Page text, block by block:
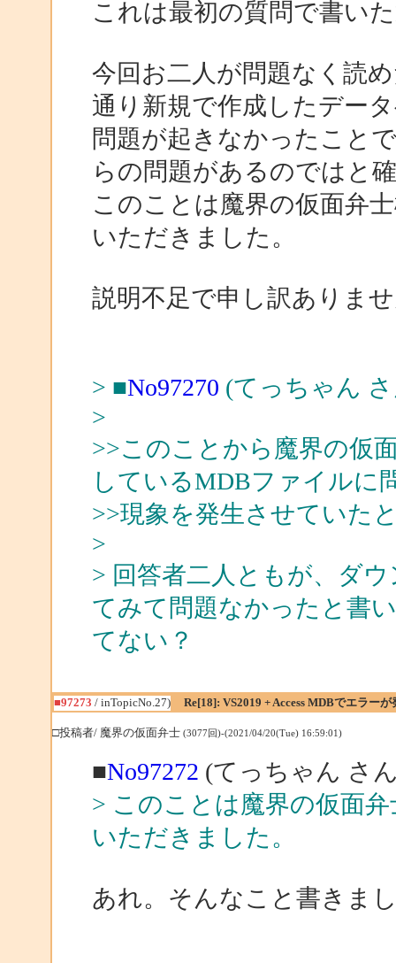
これは最初の質問で書い
今回お二人が問題なく読
通り新規で作成したデー
問題が起きなかったこと
らの問題があるのではと
このことは魔界の仮面弁
いただきました。
説明不足で申し訳ありま
> ■No97270 (てっちゃん
>
>>このことから魔界の仮
しているMDBファイルに
>>現象を発生させていた
>
> 回答者二人ともが、ダ
てみて問題なかったと書
てない？
■97273 / inTopicNo.27) Re[18]: VS2019 + Access MDBでエラーが
□投稿者/ 魔界の仮面弁士 (3077回)-(2021/04/20(Tue) 16:59:01)
■No97272 (てっちゃん さ
> このことは魔界の仮面
いただきました。
あれ。そんなこと書きま